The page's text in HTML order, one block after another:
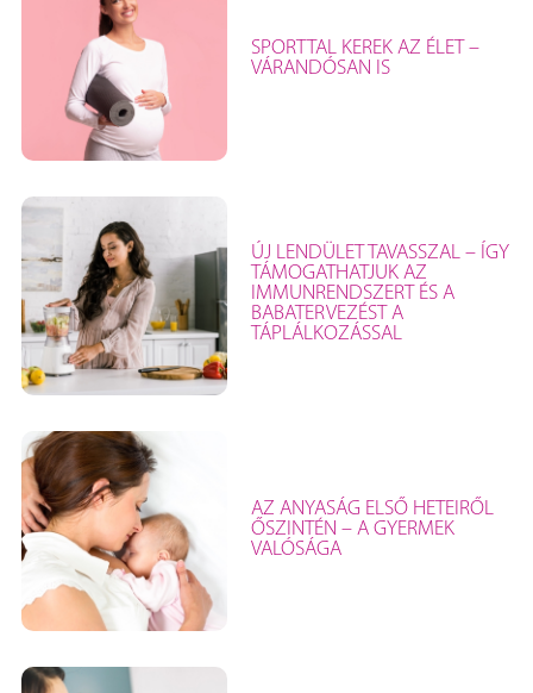
SPORTTAL KEREK AZ ÉLET –
VÁRANDÓSAN IS
ÚJ LENDÜLET TAVASSZAL – ÍGY
TÁMOGATHATJUK AZ
IMMUNRENDSZERT ÉS A
BABATERVEZÉST A
TÁPLÁLKOZÁSSAL
AZ ANYASÁG ELSŐ HETEIRŐL
ŐSZINTÉN – A GYERMEK
VALÓSÁGA